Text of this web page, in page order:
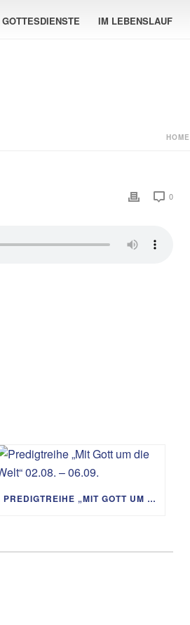
GOTTESDIENSTE IM LEBENSLAUF
HOME
0
PREDIGTREIHE „MIT GOTT UM DIE WELT“ 02.08. – 06.09.